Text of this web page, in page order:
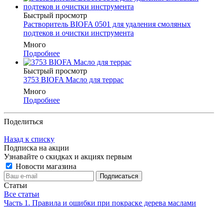
Быстрый просмотр
Растворитель BIOFA 0501 для удаления смоляных
подтеков и очистки инструмента
Много
Подробнее
Быстрый просмотр
3753 BIOFA Масло для террас
Много
Подробнее
Поделиться
Назад к списку
Подписка на акции
Узнавайте о скидках и акциях первым
Новости магазина
Статьи
Все статьи
Часть 1. Правила и ошибки при покраске дерева маслами